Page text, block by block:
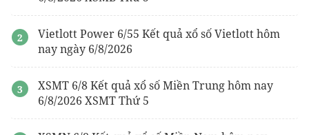
Vietlott Power 6/55 Kết quả xổ số Vietlott hôm
nay ngày 6/8/2026
XSMT 6/8 Kết quả xổ số Miền Trung hôm nay
6/8/2026 XSMT Thứ 5